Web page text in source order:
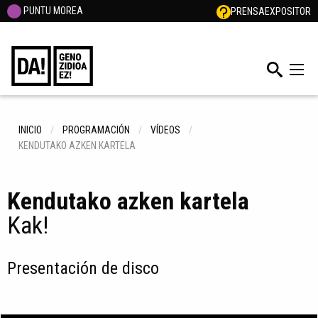
PUNTU MOREA PRENSAEXPOSITOR
INICIO PROGRAMACIÓN
VÍDEOS
KENDUTAKO AZKEN KARTELA
Kendutako azken kartela
Kak!
Presentación de disco